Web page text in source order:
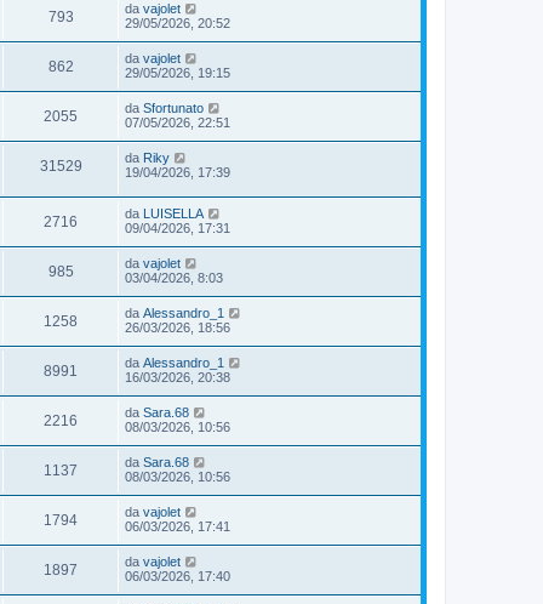
793 da vajolet
29/05/2026, 20:52
862 da vajolet
29/05/2026, 19:15
2055 da Sfortunato
07/05/2026, 22:51
31529 da Riky
19/04/2026, 17:39
2716 da LUISELLA
09/04/2026, 17:31
985 da vajolet
03/04/2026, 8:03
1258 da Alessandro_1
26/03/2026, 18:56
8991 da Alessandro_1
16/03/2026, 20:38
2216 da Sara.68
08/03/2026, 10:56
1137 da Sara.68
08/03/2026, 10:56
1794 da vajolet
06/03/2026, 17:41
1897 da vajolet
06/03/2026, 17:40